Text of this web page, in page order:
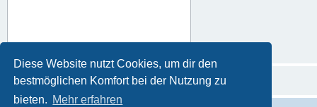
Diese Website nutzt Cookies, um dir den
bestmöglichen Komfort bei der Nutzung zu
bieten. Mehr erfahren